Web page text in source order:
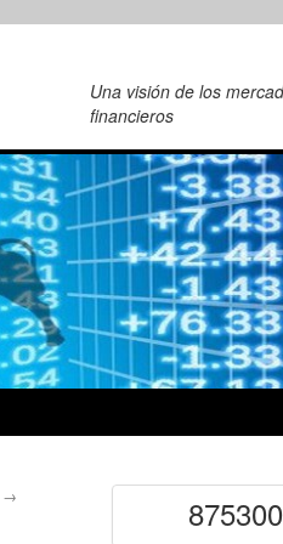
Una visión de los
financieros
→